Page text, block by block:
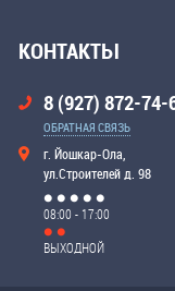
КОНТАКТЫ
8 (927) 872-74-
ОБРАТНАЯ СВЯЗЬ
г. Йошкар-Ола,
ул.Строителей д. 98
08:00 - 17:00
ВЫХОДНОЙ